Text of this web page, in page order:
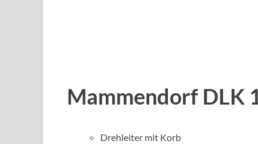
Mammendorf DLK
Drehleiter mit Korb